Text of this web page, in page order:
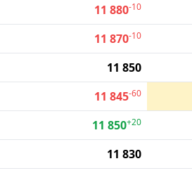
11 880-10
11 870-10
11 850
11 845-60
11 850+20
11 830